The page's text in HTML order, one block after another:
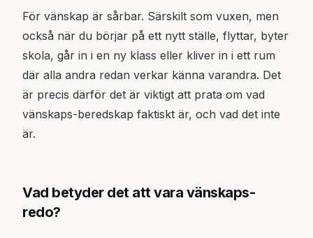
För vänskap är sårbar. Särskilt som vuxen, men
också när du börjar på ett nytt ställe, flyttar, byter
skola, går in i en ny klass eller kliver in i ett rum
där alla andra redan verkar känna varandra. Det
är precis därför det är viktigt att prata om vad
vänskaps-beredskap faktiskt är, och vad det inte
är.
Vad betyder det att vara vänskaps-
redo?